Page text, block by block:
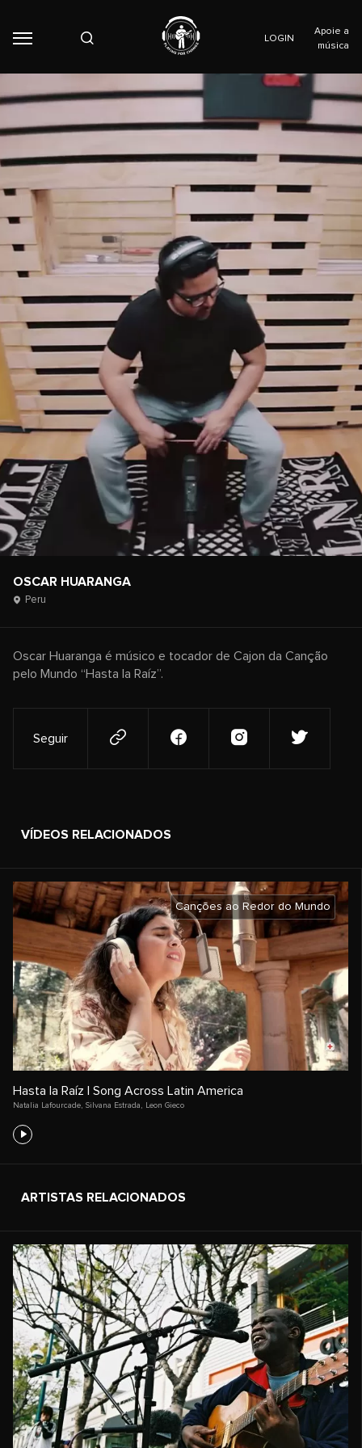
LOGIN
Apoie a
música
OSCAR HUARANGA
Peru
Oscar Huaranga é músico e tocador de Cajon da Canção
pelo Mundo “Hasta la Raíz”.
Seguir
VÍDEOS RELACIONADOS
Canções ao Redor do Mundo
Hasta la Raíz | Song Across Latin America
Natalia Lafourcade Silvana Estrada Leon Gieco
ARTISTAS RELACIONADOS